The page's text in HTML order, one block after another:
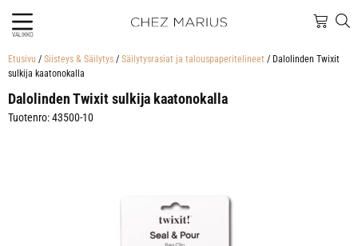
VALIKKO
Etusivu / Siisteys & Säilytys / Säilytysrasiat ja talouspaperitelineet / Dalolinden Twixit
sulkija kaatonokalla
Dalolinden Twixit sulkija kaatonokalla
Tuotenro: 43500-10